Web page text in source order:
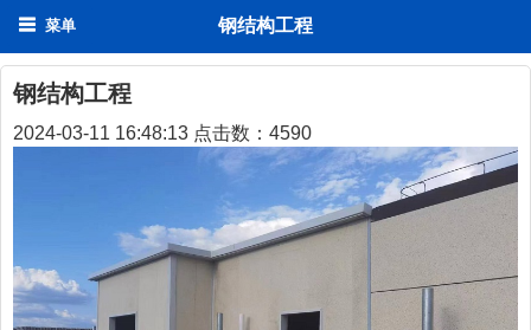
钢结构工程
菜单
钢结构工程
2024-03-11 16:48:13 点击数： 4590